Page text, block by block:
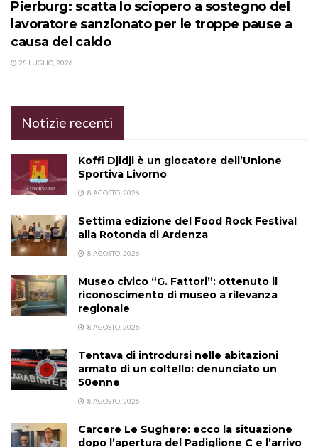
Pierburg: scatta lo sciopero a sostegno del
lavoratore sanzionato per le troppe pause a
causa del caldo
28 LUGLIO, 2026
Notizie recenti
Koffi Djidji è un giocatore dell’Unione
Sportiva Livorno
8 AGOSTO, 2026
Settima edizione del Food Rock Festival
alla Rotonda di Ardenza
8 AGOSTO, 2026
Museo civico “G. Fattori”: ottenuto il
riconoscimento di museo a rilevanza
regionale
8 AGOSTO, 2026
Tentava di introdursi nelle abitazioni
armato di un coltello: denunciato un
50enne
8 AGOSTO, 2026
Carcere Le Sughere: ecco la situazione
dopo l’apertura del Padiglione C e l’arrivo